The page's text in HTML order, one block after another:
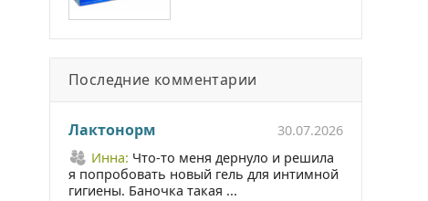
Последние комментарии
Лактонорм
30.07.2026
Инна: Что-то меня дернуло и решила
я попробовать новый гель для интимной
гигиены. Баночка такая ...